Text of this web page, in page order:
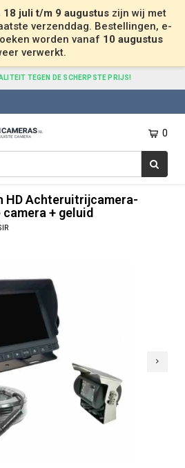
18 juli t/m 9 augustus zijn wij met
verzenddag. Bestellingen, e-
worden vanaf 10 augustus
verwerkt.
TEGEN DE SCHERPSTE PRIJS!
0
systeem verwarmde camera + geluid
HD Achteruitrijcamera-
+ geluid